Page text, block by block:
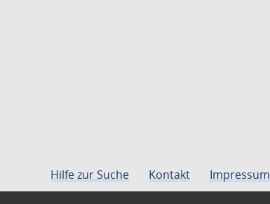
Hilfe zur Suche Kontakt Impressum